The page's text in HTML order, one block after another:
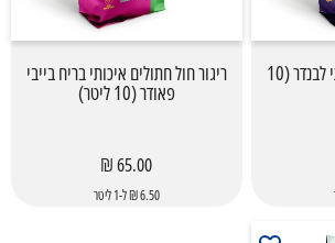
ריגור חול חתולים איכותי לבנדר (10 ריגור חול חתולים איכותי בריח בייבי
פאודר (10 ליטר)
65.00 ₪
6.50 ₪ ל-1 ליטר